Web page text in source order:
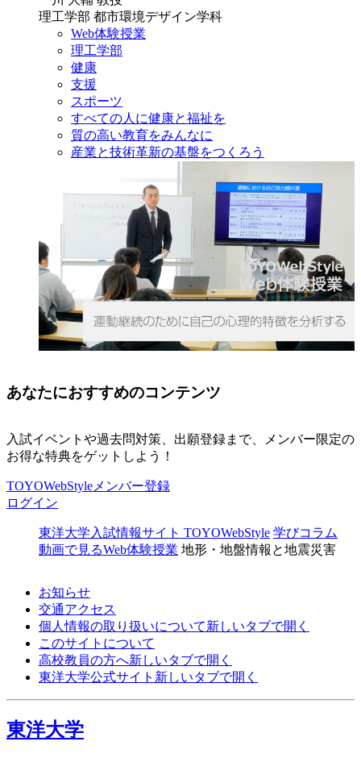
理工学部 都市環境デザイン学科
Web体験授業
理工学部
健康
支援
スポーツ
すべての人に健康と福祉を
質の高い教育をみんなに
産業と技術革新の基盤をつくろう
あなたにおすすめのコンテンツ
入試イベントや過去問対策、出願登録まで、メンバー限定の
お得な特典をゲットしよう！
TOYOWebStyleメンバー登録
ログイン
東洋大学入試情報サイト TOYOWebStyle 学びコラム
動画で見るWeb体験授業 地形・地盤情報と地震災害
お知らせ
交通アクセス
個人情報の取り扱いについて新しいタブで開く
このサイトについて
高校教員の方へ新しいタブで開く
東洋大学公式サイト 新しいタブで開く
東洋大学